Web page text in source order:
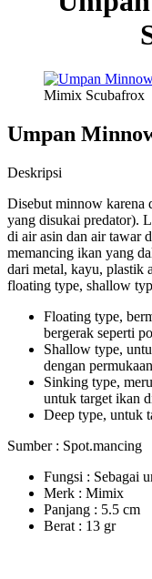
Mimix Scubafrox
Umpan
Deskripsi
Disebut minnow karena
yang disukai predator).
di air asin dan air tawar
memancing ikan yang
dari metal, kayu, plastik
floating type, shallow
Floating type,
bergerak seperti
Shallow type,
dengan
Sinking type,
untuk target ikan
Deep type, untuk
Sumber : Spot.mancing
Fungsi : Sebagai
Merk : Mimix
Panjang : 5.5 cm
Berat : 13 gr